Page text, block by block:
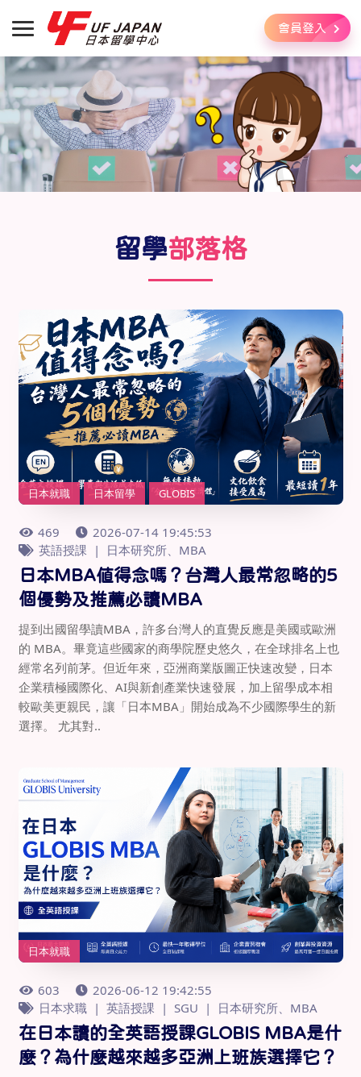
會員登入
留學部落格
日本就職 日本留學 GLOBIS
469
2026-07-14 19:45:53
英語授課
日本研究所、MBA
日本MBA值得念嗎？台灣人最常忽略的5
個優勢及推薦必讀MBA
提到出國留學讀MBA，許多台灣人的直覺反應是美國或歐洲
的 MBA。畢竟這些國家的商學院歷史悠久，在全球排名上也
經常名列前茅。但近年來，亞洲商業版圖正快速改變，日本
企業積極國際化、AI與新創產業快速發展，加上留學成本相
較歐美更親民，讓「日本MBA」開始成為不少國際學生的新
選擇。 尤其對..
日本就職
603
2026-06-12 19:42:55
日本求職
英語授課 SGU 日本研究所、MBA
在日本讀的全英語授課GLOBIS MBA是什
麼？為什麼越來越多亞洲上班族選擇它？